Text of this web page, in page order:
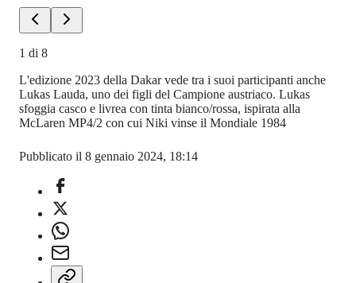
1 di 8
L'edizione 2023 della Dakar vede tra i suoi participanti anche
Lukas Lauda, uno dei figli del Campione austriaco. Lukas
sfoggia casco e livrea con tinta bianco/rossa, ispirata alla
McLaren MP4/2 con cui Niki vinse il Mondiale 1984
Pubblicato il 8 gennaio 2024, 18:14